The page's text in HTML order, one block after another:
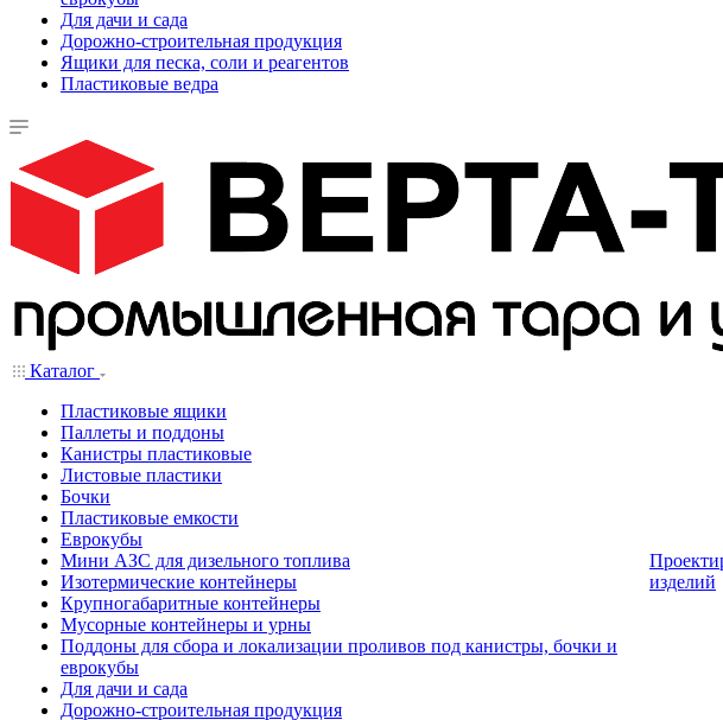
Для дачи и сада
Дорожно-строительная продукция
Ящики для песка, соли и реагентов
Пластиковые ведра
Каталог
Пластиковые ящики
Паллеты и поддоны
Канистры пластиковые
Листовые пластики
Бочки
Пластиковые емкости
Еврокубы
Мини АЗС для дизельного топлива
Изотермические контейнеры
Крупногабаритные контейнеры
Мусорные контейнеры и урны
Поддоны для сбора и локализации проливов под канистры, бочки и
еврокубы
Для дачи и сада
Дорожно-строительная продукция
изделий